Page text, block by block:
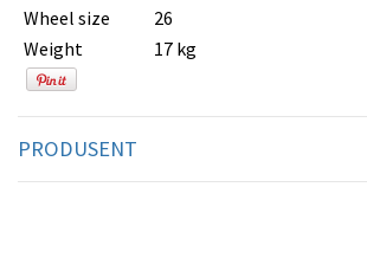
Wheel size
26
Weight
17 kg
PRODUSENT